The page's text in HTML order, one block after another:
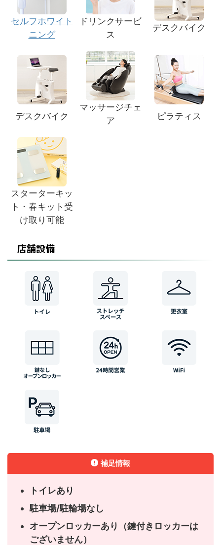
セルフホワイト
ニング
ドリンクサービ
ス
デスクバイク
デスクバイク
マッサージチェ
ア
ピラティス
スターターキッ
ト・春キット受
け取り可能
店舗設備
補足情報
トイレあり
駐車場/駐輪場なし
オープンロッカーあり（鍵付きロッカーは
ございません）